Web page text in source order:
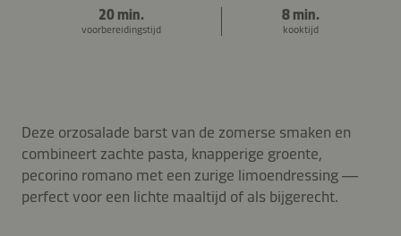
20 min.
voorbereidingstijd
8 min.
kooktijd
Deze orzosalade barst van de zomerse smaken en
combineert zachte pasta, knapperige groente,
pecorino romano met een zurige limoendressing —
perfect voor een lichte maaltijd of als bijgerecht.